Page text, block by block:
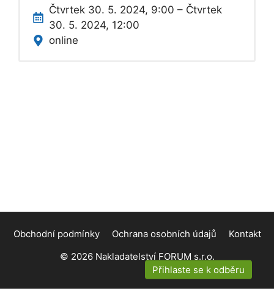
Čtvrtek 30. 5. 2024, 9:00 – Čtvrtek
30. 5. 2024, 12:00
online
Obchodní podmínky Ochrana osobních údajů
Kontakt
© 2026 Nakladatelství FORUM s.r.o.
Přihlaste se k odběru